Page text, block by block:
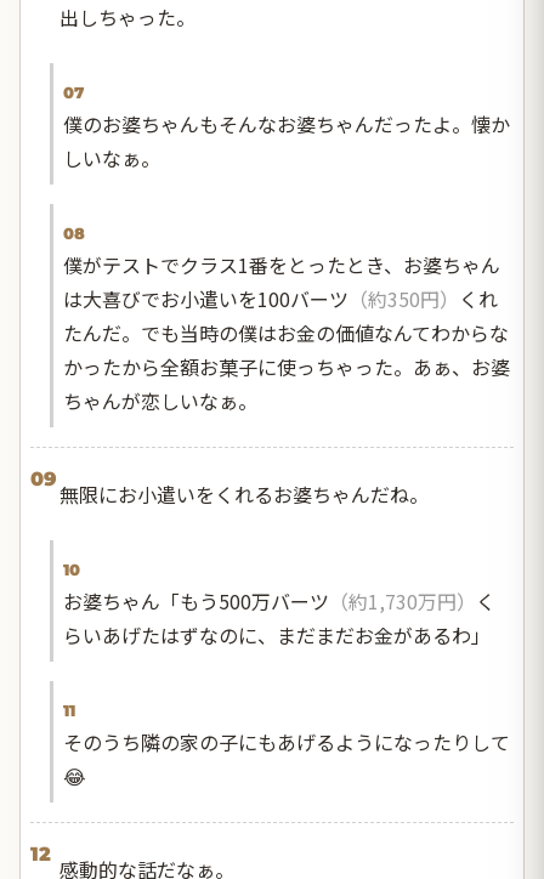
出しちゃった。
07
僕のお婆ちゃんもそんなお婆ちゃんだったよ。懐か
しいなぁ。
08
僕がテストでクラス1番をとったとき、お婆ちゃん
は大喜びでお小遣いを100バーツ （約350円） くれ
たんだ。でも当時の僕はお金の価値なんてわからな
かったから全額お菓子に使っちゃった。あぁ、お婆
ちゃんが恋しいなぁ。
09
無限にお小遣いをくれるお婆ちゃんだね。
10
お婆ちゃん「もう500万バーツ （約1,730万円） く
らいあげたはずなのに、まだまだお金があるわ」
11
そのうち隣の家の子にもあげるようになったりして
😂
12
感動的な話だなぁ。